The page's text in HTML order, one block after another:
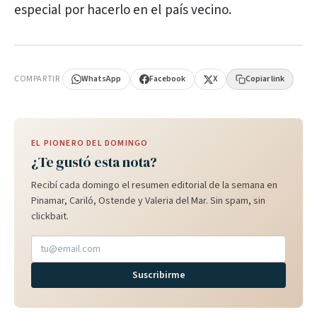
especial por hacerlo en el país vecino.
COMPARTIR WhatsApp Facebook X Copiar link
EL PIONERO DEL DOMINGO
¿Te gustó esta nota?
Recibí cada domingo el resumen editorial de la semana en
Pinamar, Cariló, Ostende y Valeria del Mar. Sin spam, sin
clickbait.
Suscribirme